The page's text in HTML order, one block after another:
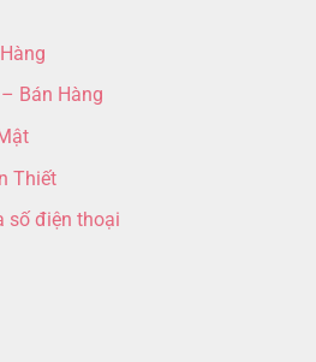
Bán Hàng
Thiết
số điện thoại